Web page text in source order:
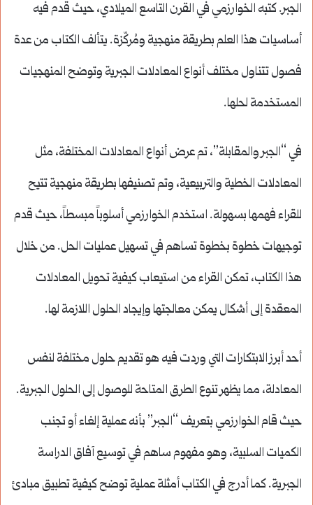
الجبر. كتبه الخوارزمي في القرن التاسع الميلادي، حيث قدم فيه
أساسيات هذا العلم بطريقة منهجية ومُركّزة. يتألف الكتاب من عدة
فصول تتناول مختلف أنواع المعادلات الجبرية وتوضح المنهجيات
المستخدمة لحلها.
في “الجبر والمقابلة”، تم عرض أنواع المعادلات المختلفة، مثل
المعادلات الخطية والتربيعية، وتم تصنيفها بطريقة منهجية تتيح
للقراء فهمها بسهولة. استخدم الخوارزمي أسلوباً مبسطاً، حيث قدم
توجيهات خطوة بخطوة تساهم في تسهيل عمليات الحل. من خلال
هذا الكتاب، تمكن القراء من استيعاب كيفية تحويل المعادلات
المعقدة إلى أشكال يمكن معالجتها وإيجاد الحلول اللازمة لها.
أحد أبرز الابتكارات التي وردت فيه هو تقديم حلول مختلفة لنفس
المعادلة، مما يظهر تنوع الطرق المتاحة للوصول إلى الحلول الجبرية.
حيث قام الخوارزمي بتعريف “الجبر” بأنه عملية إلغاء أو تجنب
الكميات السلبية، وهو مفهوم ساهم في توسيع آفاق الدراسة
الجبرية. كما أدرج في الكتاب أمثلة عملية توضح كيفية تطبيق مبادئ